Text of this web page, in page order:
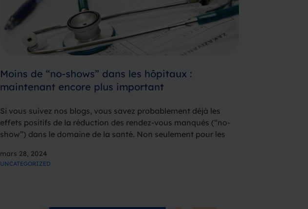
Moins de “no-shows” dans les hôpitaux :
maintenant encore plus important
Si vous suivez nos blogs, vous savez probablement déjà les
effets positifs de la réduction des rendez-vous manqués (“no-
show”) dans le domaine de la santé. Non seulement pour les
personnel de santé,…
mars 28, 2024
UNCATEGORIZED